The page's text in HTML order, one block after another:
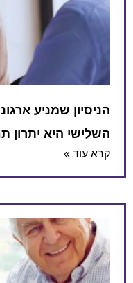
הניסיון שמניע
השלישי היא יתרון
קרא עוד »